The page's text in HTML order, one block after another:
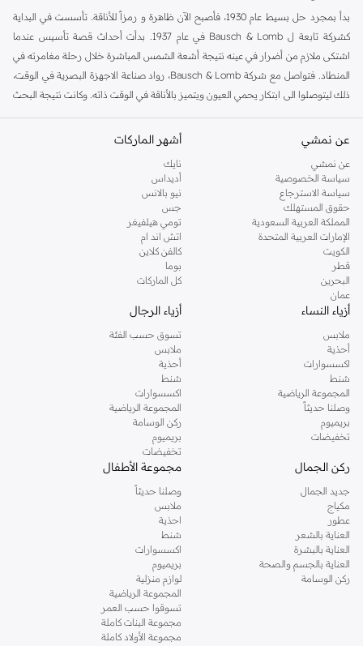
بدأ بمجرد حل بسيط عام 1930، فأصبح الآن ظاهرة و رمزاً للأناقة. تأسست في البداية
كشركة تابعة ل Bausch & Lomb في عام 1937. بدأت أحداث قصة تأسيس عندما
اشتكى ملازم من أضرار في عينه نتيجة أشعة الشمس المباشرة خلال رحلة مغامرته في
المنطاد. فتواصل مع شركة Bausch & Lomb، رواد صناعة الاجهزة البصرية في الوقت،
ذلك ليتوصلوا الى ابتكار يحمي العيون ويتميز بالأناقة في الوقت ذاته. وكانت نتيجة البحث
الضارة وتعكس الاشعة الحمراء وفوق البنفسجية. ولاقت الفكرة استحساناً كبيراً، وتم
موضة حين التقطت صورة لجنرال يرتديهم خلال الحرب العالمية الثانية. بدأت الشركة
بتصنيع موديلات عديدة من الاطارات والعدسات ولاقت شهرة واسعة عندما بدأ
استخدامها بالأفلام. انشأت العلامة التجاريةراي بان
بلاستيكي شبيه بشكل الطيارين.
و اليوم أصبح
ووضع بصمته في عالم الأزياء و الموضة لتلائم جميع الاعمار بمختلف العالم. و يبقى
بانالاسم الاول في صناعة اطارات النظارات و النظارات الشمسية.
موقع نمشي
عن نمشي
عن نمشي
سياسة الخصوصية
سياسة الاسترجاع
حقوق المستهلك
المملكة العربية السعودية
الإمارات العربية المتحدة
الكويت
قطر
البحرين
عمان
أشهر الماركات
نايك
أديداس
نيو بالانس
جس
تومي هيلفيغر
اتش اند ام
كالفن كلاين
بوما
كل الماركات
أزياء النساء
ملابس
أحذية
اكسسوارات
شنط
المجموعة الرياضية
وصلنا حديثاً
بريميوم
تخفيضات
أزياء الرجال
تسوق حسب الفئة
ملابس
أحذية
شنط
اكسسوارات
المجموعة الرياضية
ركن الوسامة
بريميوم
تخفيضات
ركن الجمال
جديد الجمال
مكياج
عطور
العناية بالشعر
العناية بالبشرة
العناية بالجسم والصحة
ركن الوسامة
مجموعة الأطفال
وصلنا حديثاً
ملابس
احذية
شنط
اكسسوارات
بريميوم
لوازم منزلية
المجموعة الرياضية
تسوقوا حسب العمر
مجموعة البنات كاملة
مجموعة الأولاد كاملة